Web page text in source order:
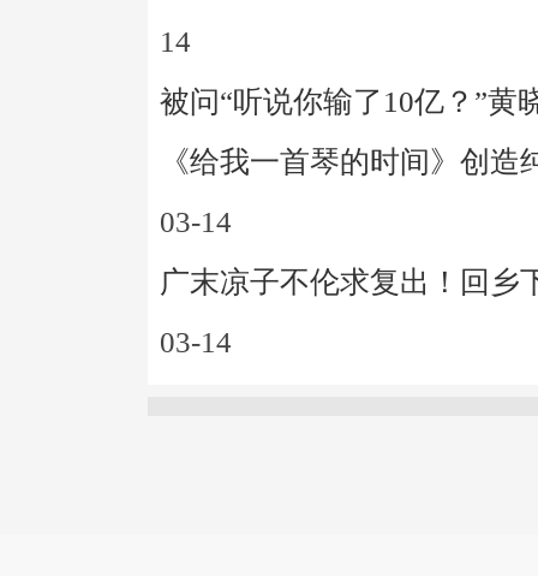
14
被问“听说你输了10亿？”黄
《给我一首琴的时间》创
03-14
广末凉子不伦求复出！回乡
03-14